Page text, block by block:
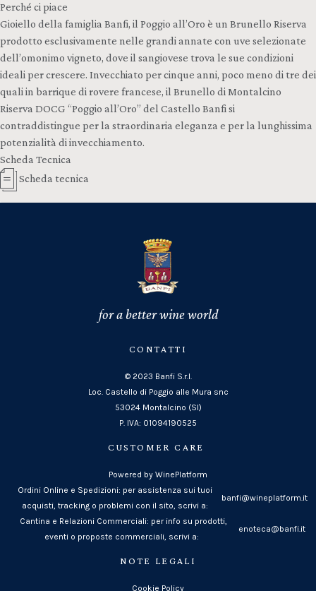
Perché ci piace
Gioiello della famiglia Banfi, il Poggio all’Oro è un Brunello Riserva
prodotto esclusivamente nelle grandi annate con uve selezionate
dell’omonimo vigneto, dove il sangiovese trova le sue condizioni
ideali per crescere. Invecchiato per cinque anni, poco meno di tre dei
quali in barrique di rovere francese, il Brunello di Montalcino
Riserva DOCG “Poggio all’Oro” del Castello Banfi si
contraddistingue per la straordinaria eleganza e per la lunghissima
potenzialità di invecchiamento.
Scheda Tecnica
Scheda tecnica
for a better wine world
CONTATTI
© 2023 Banfi S.r.l.
Loc. Castello di Poggio alle Mura snc
53024 Montalcino (SI)
P. IVA: 01094190525
CUSTOMER CARE
Powered by WinePlatform
Ordini Online e Spedizioni: per assistenza sui tuoi
acquisti, tracking o problemi con il sito, scrivi a:
banfi@wineplatform.it
Cantina e Relazioni Commerciali: per info su prodotti,
eventi o proposte commerciali, scrivi a:
enoteca@banfi.it
NOTE LEGALI
Cookie Policy